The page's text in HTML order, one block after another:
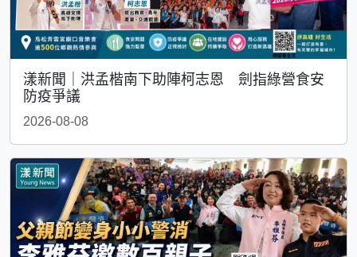
漾新聞｜洪孟楷南下助陣柯志恩 劍指綠營食安
防疫爭議
2026-08-08